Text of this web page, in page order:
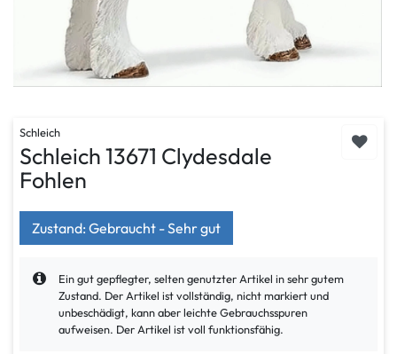
Schleich
Schleich 13671 Clydesdale
Fohlen
Zustand: Gebraucht - Sehr gut
Ein gut gepflegter, selten genutzter Artikel in sehr gutem
Zustand. Der Artikel ist vollständig, nicht markiert und
unbeschädigt, kann aber leichte Gebrauchsspuren
aufweisen. Der Artikel ist voll funktionsfähig.